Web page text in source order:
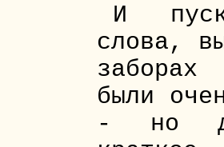
И
слова,
были
- но